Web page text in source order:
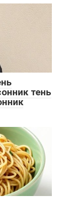
тень